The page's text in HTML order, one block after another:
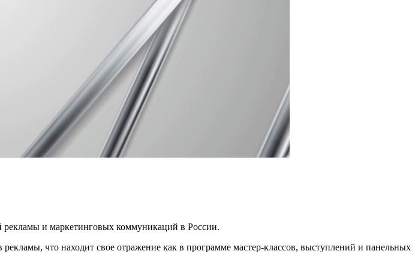
рекламы и маркетинговых коммуникаций в России.
что находит свое отражение как в программе мастер-классов, выступлений и панельных